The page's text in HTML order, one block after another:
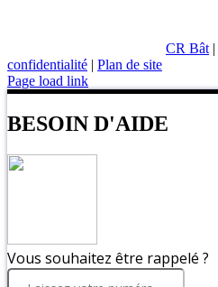
CR Bât |
confidentialité | Plan de site
Page load link
BESOIN D'AIDE
Vous souhaitez être rappelé ?